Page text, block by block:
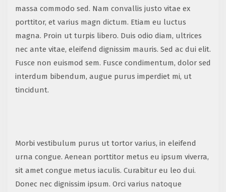
massa commodo sed. Nam convallis justo vitae ex
porttitor, et varius magn dictum. Etiam eu luctus
magna. Proin ut turpis libero. Duis odio diam, ultrices
nec ante vitae, eleifend dignissim mauris. Sed ac dui elit.
Fusce non euismod sem. Fusce condimentum, dolor sed
interdum bibendum, augue purus imperdiet mi, ut
tincidunt.
Morbi vestibulum purus ut tortor varius, in eleifend
urna congue. Aenean porttitor metus eu ipsum viverra,
sit amet congue metus iaculis. Curabitur eu leo dui.
Donec nec dignissim ipsum. Orci varius natoque